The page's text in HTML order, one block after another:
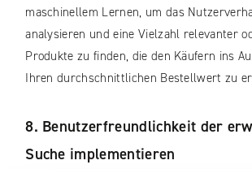
maschinellem Lernen, um das
analysieren und eine Vielzahl relevanter
Produkte zu finden, die den Käufern ins
Ihren durchschnittlichen Bestellwert zu
8. Benutzerfreundlichkeit der
Suche implementieren